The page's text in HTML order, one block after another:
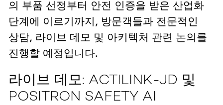
의 부품 선정부터 안전 인증을 받은 산업화
단계에 이르기까지, 방문객들과 전문적인
상담, 라이브 데모 및 아키텍처 관련 논의를
진행할 예정입니다.
라이브 데모: ACTILINK-JD 및
POSITRON SAFETY AI